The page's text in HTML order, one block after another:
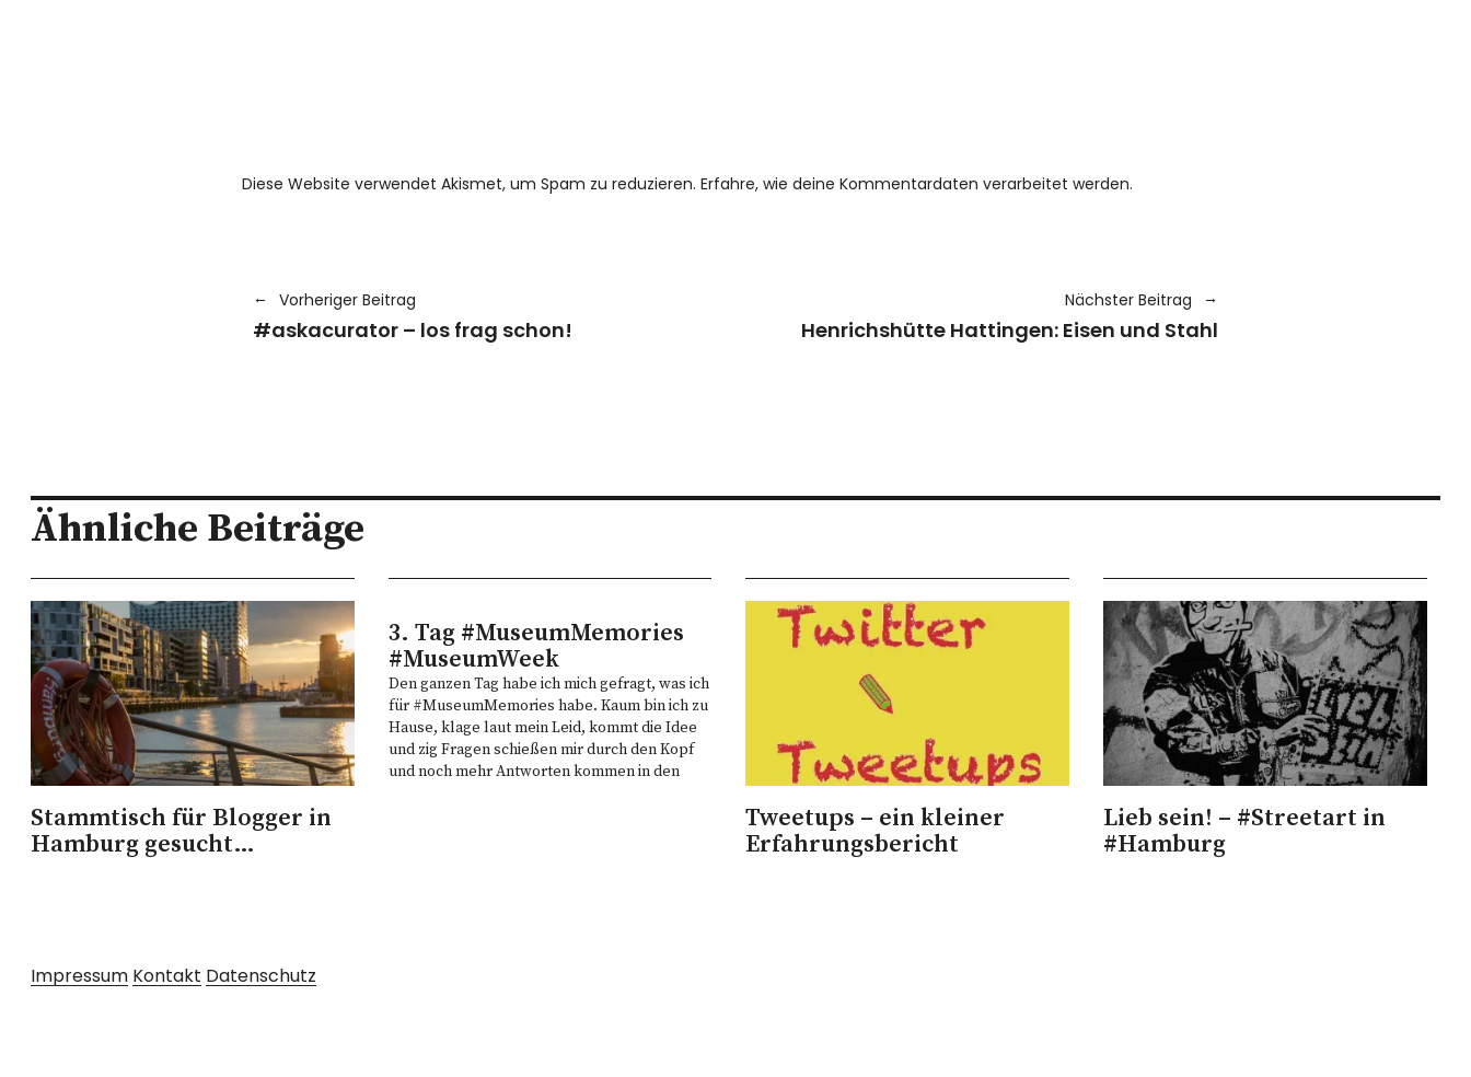
Diese Website verwendet Akismet, um Spam zu reduzieren.Erfahre, wie deine Kommentardaten verarbeitet werden.
Vorheriger Beitrag
#askacurator – los frag schon!
Nächster Beitrag
Henrichshütte Hattingen: Eisen und Stahl
Ähnliche Beiträge
Stammtisch für Blogger in
Hamburg gesucht…
3. Tag #MuseumMemories
#MuseumWeek
Den ganzen Tag habe ich mich gefragt, was ich
für #MuseumMemories habe. Kaum bin ich zu
Hause, klage laut mein Leid, kommt die Idee
und zig Fragen schießen mir durch den Kopf
und noch mehr Antworten kommen in den
Tweetups – ein kleiner
Erfahrungsbericht
Lieb sein! – #Streetart in
#Hamburg
Impressum Kontakt Datenschutz